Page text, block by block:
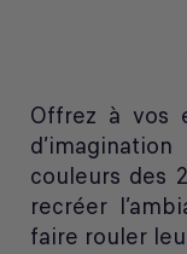
Offrez à vos
couleurs des
recréer
faire rouler